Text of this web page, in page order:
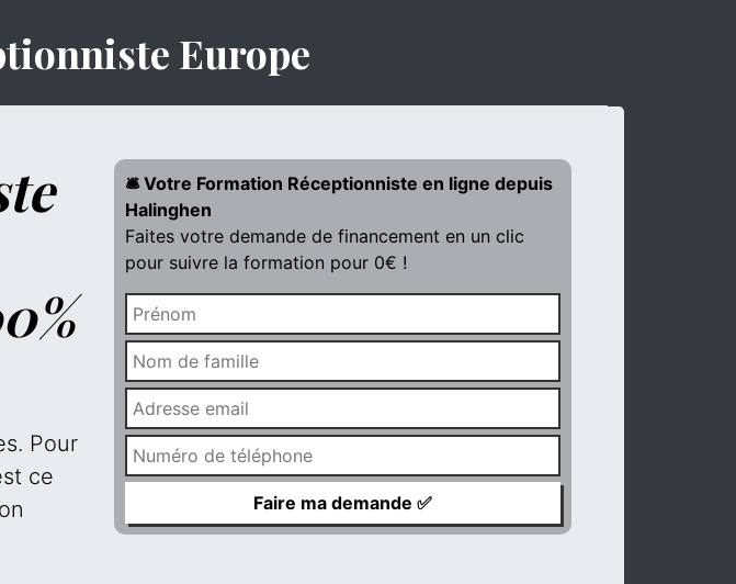
Europe
Pour
ce
🛎️ Votre Formation Réceptionniste en ligne depuis
Halinghen
Faites votre demande de financement en un clic
pour suivre la formation pour 0€ !